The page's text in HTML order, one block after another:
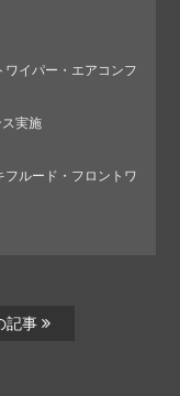
ワイパー・エアコンフ
実施
フルード・フロントワ
記事